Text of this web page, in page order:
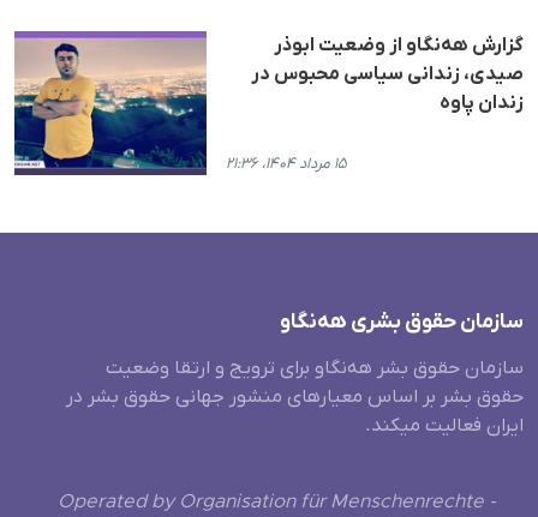
گزارش هه‌نگاو از وضعیت ابوذر
صیدی، زندانی سیاسی محبوس در
زندان پاوه
۱۵ مرداد ۱۴۰۴، ۲۱:۳۶
سازمان حقوق بشری هەنگاو
سازمان حقوق بشر هه‌نگاو برای ترویج و ارتقا وضعیت
حقوق بشر بر اساس معیارهای منشور جهانی حقوق بشر در
ایران فعالیت میکند.
Operated by Organisation für Menschenrechte -